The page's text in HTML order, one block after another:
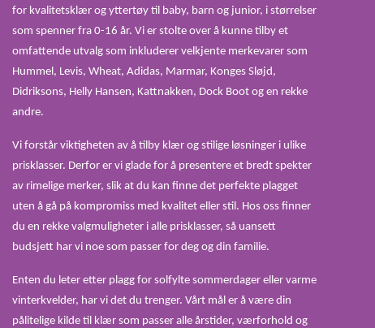
for kvalitetsklær og yttertøy til baby, barn og junior, i størrelser
som spenner fra 0-16 år. Vi er stolte over å kunne tilby et
omfattende utvalg som inkluderer velkjente merkevarer som
Hummel, Levis, Wheat, Adidas, Marmar, Konges Sløjd,
Didriksons, Helly Hansen, Kattnakken, Dock Boot og en rekke
andre.
Vi forstår viktigheten av å tilby klær og stilige løsninger i ulike
prisklasser. Derfor er vi glade for å presentere et bredt spekter
av rimelige merker, slik at du kan finne det perfekte plagget
uten å gå på kompromiss med kvalitet eller stil. Hos oss finner
du en rekke valgmuligheter i alle prisklasser, så uansett
budsjett har vi noe som passer for deg og din familie.
Enten du leter etter plagg for solfylte sommerdager eller varme
vinterkvelder, har vi det du trenger. Vårt mål er å være din
pålitelige kilde til klær som passer alle årstider, værforhold og